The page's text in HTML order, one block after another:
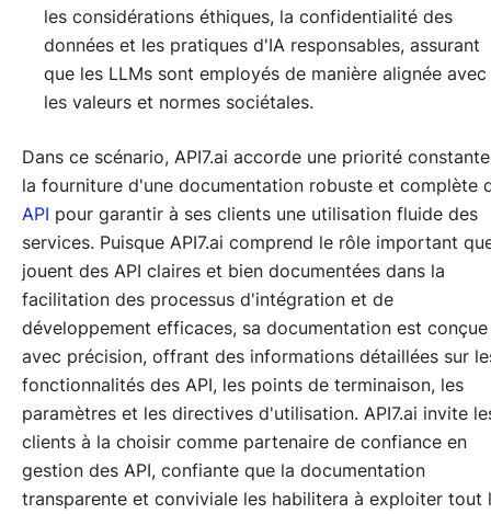
les considérations éthiques, la confidentialité des
données et les pratiques d'IA responsables, assurant
que les LLMs sont employés de manière alignée avec
les valeurs et normes sociétales.
Dans ce scénario, API7.ai accorde une priorité
la fourniture d'une documentation robuste et complète
API pour garantir à ses clients une utilisation fluide des
services. Puisque API7.ai comprend le rôle important
jouent des API claires et bien documentées dans la
facilitation des processus d'intégration et de
développement efficaces, sa documentation est conçue
avec précision, offrant des informations détaillées sur
fonctionnalités des API, les points de terminaison, les
paramètres et les directives d'utilisation. API7.ai invite
clients à la choisir comme partenaire de confiance en
gestion des API, confiante que la documentation
transparente et conviviale les habilitera à exploiter tout